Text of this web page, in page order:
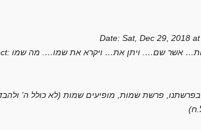
Date: Sat, Dec 29, 2018